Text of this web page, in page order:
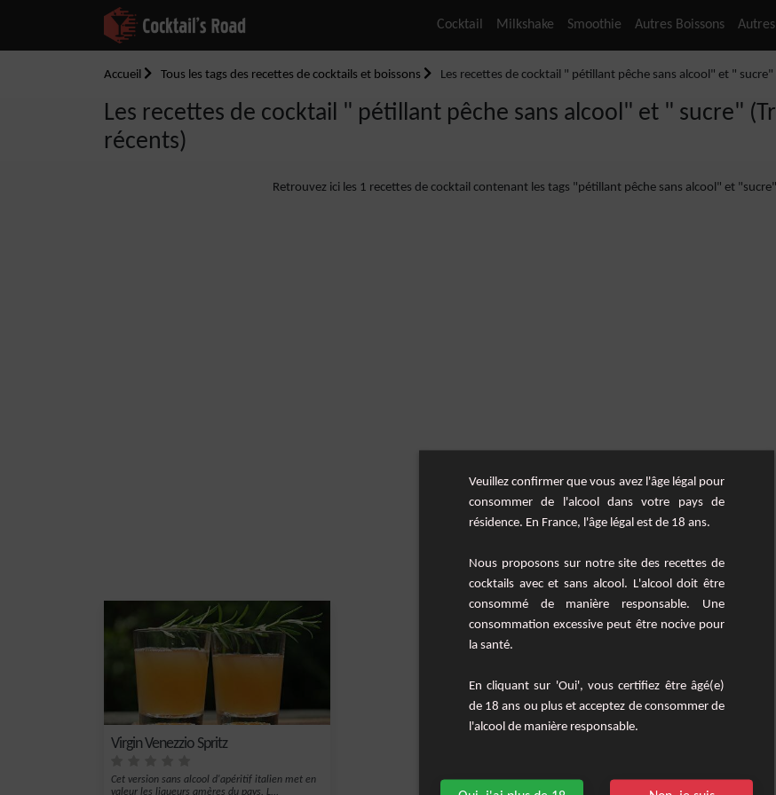
Cocktail Milkshake Smoothie Autres Boissons
Accueil Tous les tags des recettes de cocktails et boissons Les recettes de cocktail " pétillant pêche sans alcool" et "
Les recettes de cocktail " pétillant pêche sans alcool" et " sucre"
récents)
Retrouvez ici les 1 recettes de cocktail contenant les tags "pétillant pêche sans alcool" et "sucre"
Virgin Venezzio Spritz
Cet version sans alcool d'apéritif italien met en
valeur les liqueurs amères du pays. L...
Veuillez confirmer que vous avez l'âge légal pour
consommer de l'alcool dans votre pays de
résidence. En France, l'âge légal est de 18 ans.
Nous proposons sur notre site des recettes de
cocktails avec et sans alcool. L'alcool doit être
consommé de manière responsable. Une
consommation excessive peut être nocive pour
la santé.
En cliquant sur 'Oui', vous certifiez être âgé(e)
de 18 ans ou plus et acceptez de consommer de
l'alcool de manière responsable.